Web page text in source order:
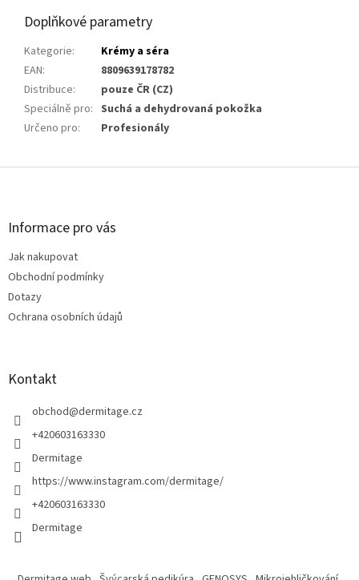
Doplňkové parametry
Kategorie:
Krémy a séra
EAN:
8809639178782
Distribuce:
pouze ČR (CZ)
Speciálně pro: Suchá a dehydrovaná pokožka
Určeno pro: Profesionály
Z
Informace pro vás
Jak nakupovat
Obchodní podmínky
Dotazy
Ochrana osobních údajů
Kontakt
obchod@dermitage.cz
+420603163330
Dermitage
https://www.instagram.com/dermitage/
+420603163330
Dermitage